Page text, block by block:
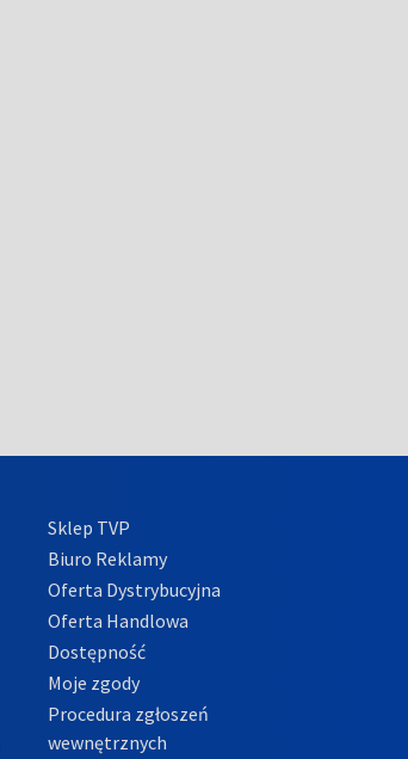
Sklep TVP
Biuro Reklamy
Oferta Dystrybucyjna
Oferta Handlowa
Dostępność
Moje zgody
Procedura zgłoszeń
wewnętrznych